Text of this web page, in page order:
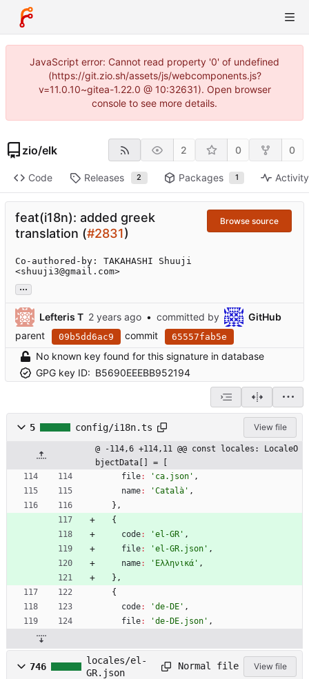
JavaScript error: Cannot read property '0' of undefined
(https://git.zio.sh/assets/js/webcomponents.js?
v=11.0.10~gitea-1.22.0 @ 10:32631). Open browser
console to see more details.
zio/elk 2 0 0
Code Releases 2 Packages 1 Activity
feat(i18n): added greek
translation (#2831)
Browse source
Co-authored-by: TAKAHASHI Shuuji
<shuuji3@gmail.com>
...
Lefteris T • committed by
GitHub
parent
09b5dd6ac9 commit 65557fab5e
No known key found for this signature in database
GPG key ID: B5690EEEBB952194
5 config/i18n.ts View file
@ -114,6 +114,11 @@ const locales: LocaleO
bjectData[] = [
file: 'ca.json' ,
name: 'Català' ,
} ,
{
code: 'el-GR' ,
file: 'el-GR.json' ,
name: 'Ελληνικά' ,
} ,
{
code: 'de-DE' ,
file: 'de-DE.json' ,
746
locales/el-
GR.json
Normal file View file